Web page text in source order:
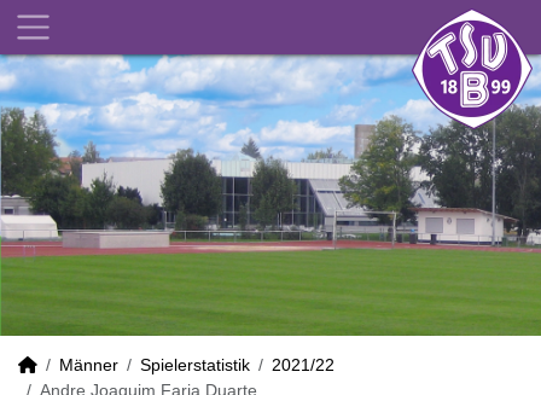
Männer Spielerstatistik
2021/22
Andre Joaquim Faria Duarte